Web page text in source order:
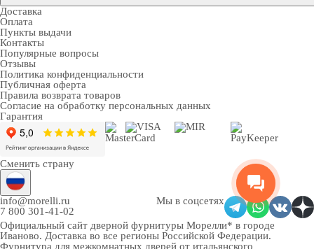
Доставка
Оплата
Пункты выдачи
Контакты
Популярные вопросы
Отзывы
Политика конфиденциальности
Публичная оферта
Правила возврата товаров
Согласие на обработку персональных данных
Гарантия
Сменить страну
info@morelli.ru
7 800 301-41-02
Мы в соцсетях
Официальный сайт дверной фурнитуры Морелли* в городе
Иваново. Доставка во все регионы Российской Федерации.
Фурнитура для межкомнатных дверей от итальянского